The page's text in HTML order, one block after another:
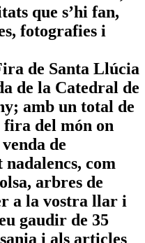
que s’hi fan,
fotografies i
de Santa Llúcia
de la Catedral de
amb un total de
fira del món on
de
com
arbres de
a la vostra llar i
gaudir de 35
i als articles